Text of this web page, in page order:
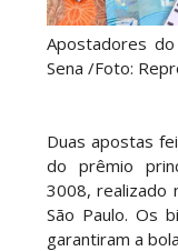
Apostadores
Sena /Foto:
Duas apostas
do prêmio
3008, realizado
São Paulo. Os
garantiram a